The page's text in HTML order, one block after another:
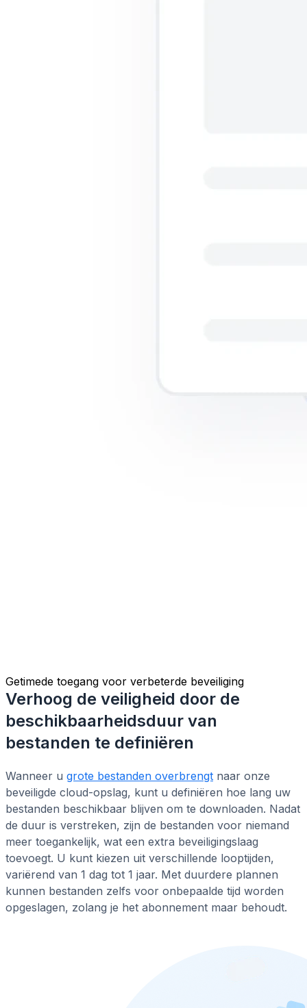
Getimede toegang voor verbeterde beveiliging
Verhoog de veiligheid door de
beschikbaarheidsduur van
bestanden te definiëren
Wanneer u grote bestanden overbrengt naar onze
beveiligde cloud-opslag, kunt u definiëren hoe lang uw
bestanden beschikbaar blijven om te downloaden. Nadat
de duur is verstreken, zijn de bestanden voor niemand
meer toegankelijk, wat een extra beveiligingslaag
toevoegt. U kunt kiezen uit verschillende looptijden,
variërend van 1 dag tot 1 jaar. Met duurdere plannen
kunnen bestanden zelfs voor onbepaalde tijd worden
opgeslagen, zolang je het abonnement maar behoudt.